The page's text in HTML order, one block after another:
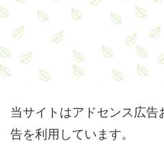
当サイトはアドセンス広
告を利用しています。